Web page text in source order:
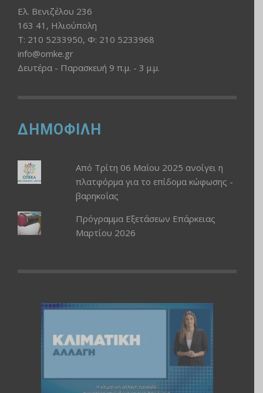
Ελ. Βενιζέλου 236
163 41, Ηλιούπολη
Τ: 210 5233950, Φ: 210 5233968
info@omke.gr
Δευτέρα - Παρασκευή 9 π.μ. - 3 μ.μ.
ΔΗΜΟΦΙΛΗ
Από Τρίτη 06 Μαΐου 2025 ανοίγει η
πλατφόρμα για το επίδομα κώφωσης -
βαρηκοΐας
Πρόγραμμα Εξετάσεων Επάρκειας
Μαρτίου 2026